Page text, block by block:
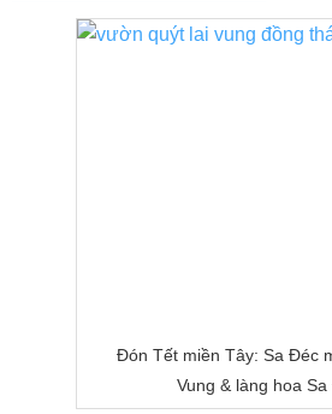
Đón Tết miền Tây: Sa Đéc
Vung & làng hoa